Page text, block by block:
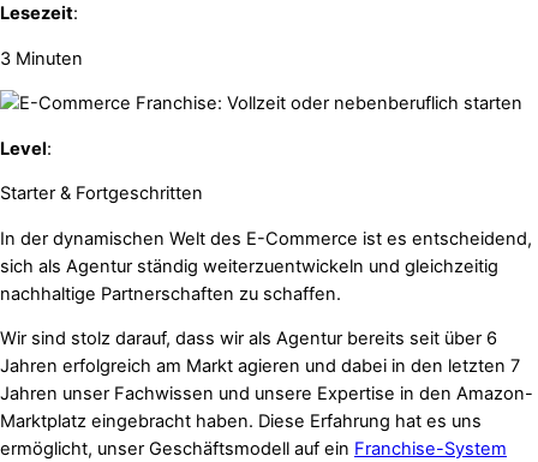
Lesezeit:
3 Minuten
Level:
Starter & Fortgeschritten
In der dynamischen Welt des E-Commerce ist es entscheidend,
sich als Agentur ständig weiterzuentwickeln und gleichzeitig
nachhaltige Partnerschaften zu schaffen.
Wir sind stolz darauf, dass wir als Agentur bereits seit über 6
Jahren erfolgreich am Markt agieren und dabei in den letzten 7
Jahren unser Fachwissen und unsere Expertise in den Amazon-
Marktplatz eingebracht haben. Diese Erfahrung hat es uns
ermöglicht, unser Geschäftsmodell auf ein Franchise-System